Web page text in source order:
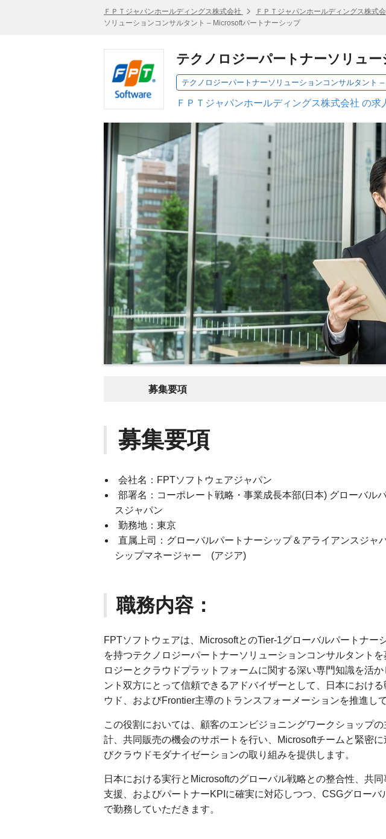
ＦＰＴジャパンホールディングス株式会社 ＦＰＴジャパンホールディングス株式
ソリューションコンサルタント – Microsoftパートナーシップ
テクノロジーパートナーソリュ
ＦＰＴジャパンホールディングス株式会社 の求
募集要項
募集要項
会社名：FPTソフトウェアジャパン
部署名：コーポレート戦略・事業成長本部(日本) グローバル
スジャパン
勤務地：東京
直属上司：グローバルパートナーシップ＆アライアンスジャ
シップマネージャー (アジア)
職務内容：
FPTソフトウェアは、MicrosoftとのTier-1グローバルパートナー
を持つテクノロジーパートナーソリューションコンサルタント
ロジーとクラウドプラットフォームに関する深い専門知識を活
ント双方にとって信頼できるアドバイザーとして、日本におけ
ウド、およびFrontier主導のトランスフォーメーションを推進し
この役割においては、顧客のエンビジョニングワークショップ
計、共同販売の機会のサポートを行い、Microsoftチームと緊密
びクラウドモダナイゼーションの取り組みを提供します。
日本における実行とMicrosoftのグローバル戦略との整合性、共
支援、およびパートナーKPIに確実に対応しつつ、CSGグローバ
で勤務していただきます。